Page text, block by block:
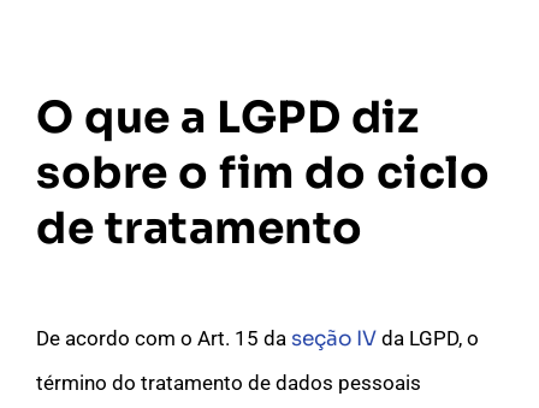
O que a LGPD diz
sobre o fim do ciclo
de tratamento
De acordo com o Art. 15 da seção IV da LGPD, o
término do tratamento de dados pessoais